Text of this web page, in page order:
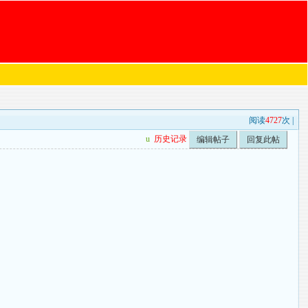
阅读4727次 |
u 历史记录 编辑帖子 回复此帖